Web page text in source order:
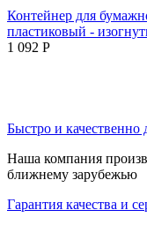
Контейнер для
пластиковый -
1 092 Р
Быстро и качественно
Наша компания
ближнему зарубежью
Гарантия качества и